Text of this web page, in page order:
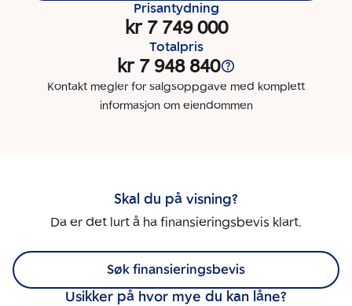
Prisantydning
kr 7 749 000
Totalpris
kr 7 948 840
Kontakt megler for salgsoppgave med komplett
informasjon om eiendommen
Skal du på visning?
Da er det lurt å ha finansieringsbevis klart.
Søk finansieringsbevis
Usikker på hvor mye du kan låne?